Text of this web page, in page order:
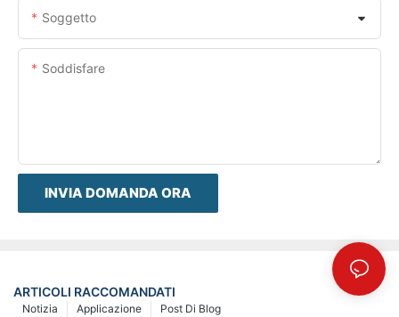
Soggetto
Soddisfare
INVIA DOMANDA ORA
ARTICOLI RACCOMANDATI
Post Di Blog
Applicazione
Notizia